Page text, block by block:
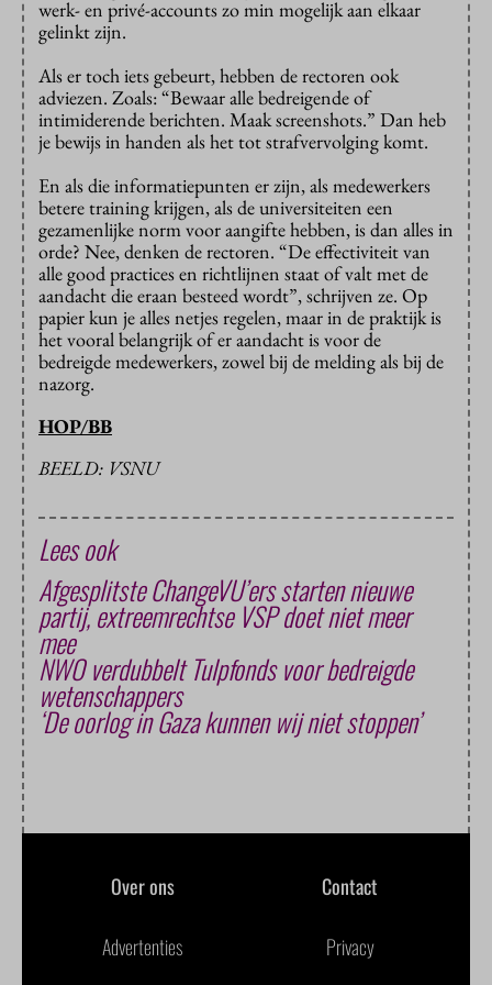
werk- en privé-accounts zo min mogelijk aan elkaar
gelinkt zijn.
Als er toch iets gebeurt, hebben de rectoren ook
adviezen. Zoals: “Bewaar alle bedreigende of
intimiderende berichten. Maak screenshots.” Dan heb
je bewijs in handen als het tot strafvervolging komt.
En als die informatiepunten er zijn, als medewerkers
betere training krijgen, als de universiteiten een
gezamenlijke norm voor aangifte hebben, is dan alles in
orde? Nee, denken de rectoren. “De effectiviteit van
alle good practices en richtlijnen staat of valt met de
aandacht die eraan besteed wordt”, schrijven ze. Op
papier kun je alles netjes regelen, maar in de praktijk is
het vooral belangrijk of er aandacht is voor de
bedreigde medewerkers, zowel bij de melding als bij de
nazorg.
HOP/BB
BEELD: VSNU
Lees ook
Afgesplitste ChangeVU’ers starten nieuwe
partij, extreemrechtse VSP doet niet meer
mee
NWO verdubbelt Tulpfonds voor bedreigde
wetenschappers
‘De oorlog in Gaza kunnen wij niet stoppen’
Over ons Contact
Advertenties Privacy